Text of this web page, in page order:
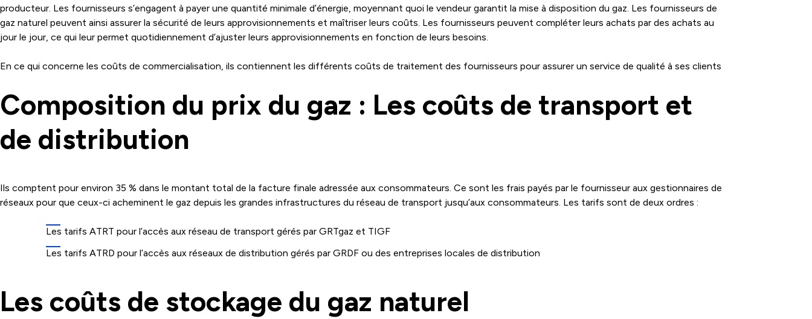
producteur. Les fournisseurs s’engagent à payer une quantité minimale d’énergie, moyennant quoi le vendeur garantit la mise à disposition du gaz. Les fournisseurs de
gaz naturel peuvent ainsi assurer la sécurité de leurs approvisionnements et maîtriser leurs coûts. Les fournisseurs peuvent compléter leurs achats par des achats au
jour le jour, ce qui leur permet quotidiennement d’ajuster leurs approvisionnements en fonction de leurs besoins.
En ce qui concerne les coûts de commercialisation, ils contiennent les différents coûts de traitement des fournisseurs pour assurer un service de qualité à ses clients
Composition du prix du gaz : Les coûts de transport et
de distribution
Ils comptent pour environ 35 % dans le montant total de la facture finale adressée aux consommateurs. Ce sont les frais payés par le fournisseur aux gestionnaires de
réseaux pour que ceux-ci acheminent le gaz depuis les grandes infrastructures du réseau de transport jusqu’aux consommateurs. Les tarifs sont de deux ordres :
Les tarifs ATRT pour l’accès aux réseau de transport gérés par GRTgaz et TIGF
Les tarifs ATRD pour l’accès aux réseaux de distribution gérés par GRDF ou des entreprises locales de distribution
Les coûts de stockage du gaz naturel